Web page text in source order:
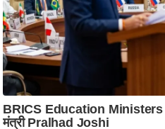
म
.
आ
र
.
आ
ई